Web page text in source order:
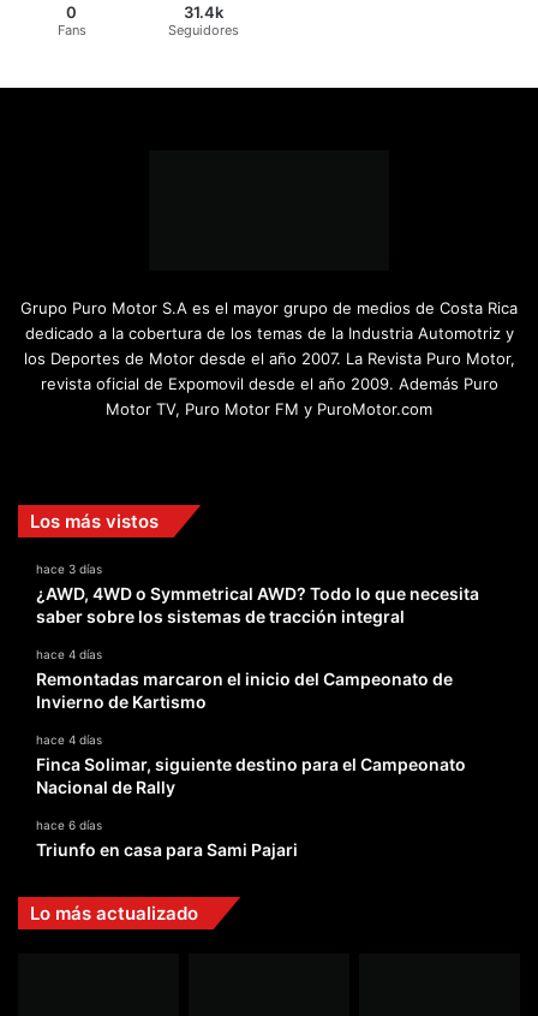
0
Fans
31.4k
Seguidores
Grupo Puro Motor S.A es el mayor grupo de medios de Costa Rica
dedicado a la cobertura de los temas de la Industria Automotriz y
los Deportes de Motor desde el año 2007. La Revista Puro Motor,
revista oficial de Expomovil desde el año 2009. Además Puro
Motor TV, Puro Motor FM y PuroMotor.com
Los más vistos
hace 3 días
¿AWD, 4WD o Symmetrical AWD? Todo lo que necesita
saber sobre los sistemas de tracción integral
hace 4 días
Remontadas marcaron el inicio del Campeonato de
Invierno de Kartismo
hace 4 días
Finca Solimar, siguiente destino para el Campeonato
Nacional de Rally
hace 6 días
Triunfo en casa para Sami Pajari
Lo más actualizado